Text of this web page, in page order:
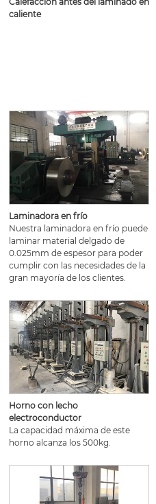
caliente
Laminadora en frío
Nuestra laminadora en frío puede
laminar material delgado de
0.025mm de espesor para poder
cumplir con las necesidades de la
gran mayoría de los clientes.
Horno con lecho
electroconductor
La capacidad máxima de este
horno alcanza los 500kg.